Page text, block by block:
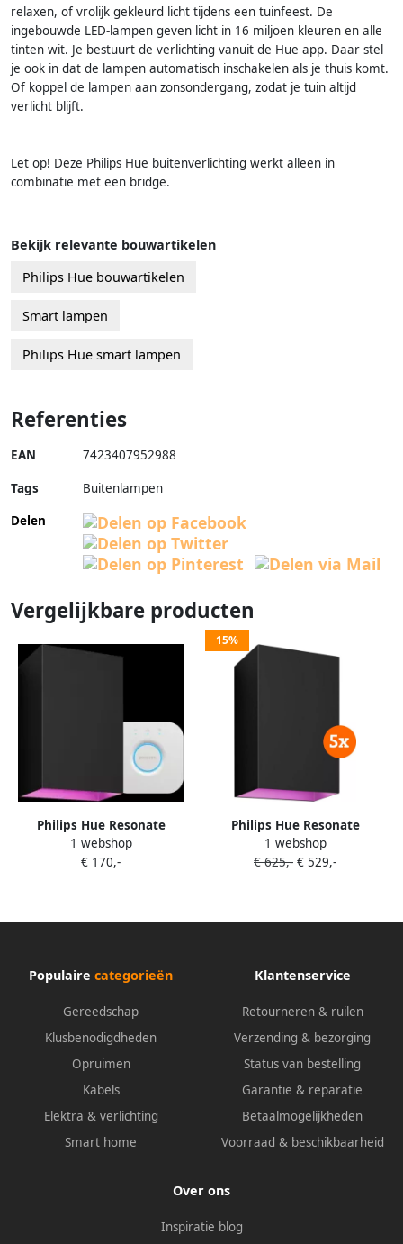
relaxen, of vrolijk gekleurd licht tijdens een tuinfeest. De
ingebouwde LED-lampen geven licht in 16 miljoen kleuren en alle
tinten wit. Je bestuurt de verlichting vanuit de Hue app. Daar stel
je ook in dat de lampen automatisch inschakelen als je thuis komt.
Of koppel de lampen aan zonsondergang, zodat je tuin altijd
verlicht blijft.
Let op! Deze Philips Hue buitenverlichting werkt alleen in
combinatie met een bridge.
Bekijk relevante bouwartikelen
Philips Hue bouwartikelen
Smart lampen
Philips Hue smart lampen
Referenties
EAN 7423407952988
Tags
Buitenlampen
Delen
Vergelijkbare producten
Philips Hue Resonate
muurlamp White and Color
zwart + Bridge
1 webshop
€ 170,-
15%
Philips Hue Resonate
muurlamp White and Color
zwart 5-pack
1 webshop
€ 625,- € 529,-
Populaire categorieën
Gereedschap
Klusbenodigdheden
Opruimen
Kabels
Elektra & verlichting
Smart home
Klantenservice
Retourneren & ruilen
Verzending & bezorging
Status van bestelling
Garantie & reparatie
Betaalmogelijkheden
Voorraad & beschikbaarheid
Over ons
Inspiratie blog